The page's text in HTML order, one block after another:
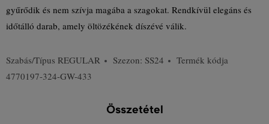
gyűrődik és nem szívja magába a szagokat. Rendkívül elegáns és
időtálló darab, amely öltözékének díszévé válik.
Szabás/Típus REGULAR Szezon: SS24
Termék kódja
4770197-324-GW-433
Összetétel